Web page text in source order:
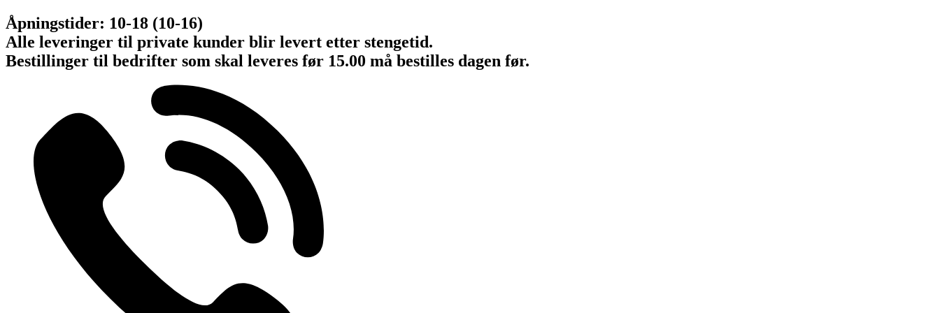
Skip
to
content
Åpningstider: 10-18 (10-16)
Alle leveringer til private kunder blir levert etter stengetid.
Bestillinger til bedrifter som skal leveres før 15.00 må bestilles dagen før.